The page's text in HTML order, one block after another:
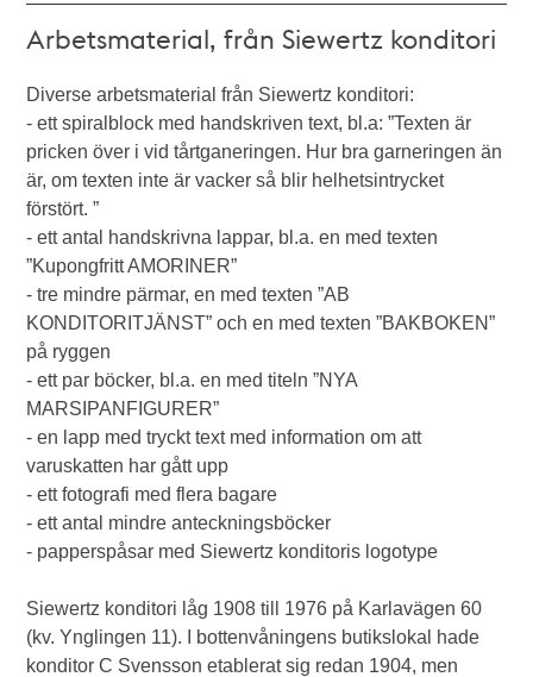
Arbetsmaterial, från Siewertz konditori
Diverse arbetsmaterial från Siewertz konditori:
- ett spiralblock med handskriven text, bl.a: ”Texten är
pricken över i vid tårtganeringen. Hur bra garneringen än
är, om texten inte är vacker så blir helhetsintrycket
förstört. ”
- ett antal handskrivna lappar, bl.a. en med texten
”Kupongfritt AMORINER”
- tre mindre pärmar, en med texten ”AB
KONDITORITJÄNST” och en med texten ”BAKBOKEN”
på ryggen
- ett par böcker, bl.a. en med titeln ”NYA
MARSIPANFIGURER”
- en lapp med tryckt text med information om att
varuskatten har gått upp
- ett fotografi med flera bagare
- ett antal mindre anteckningsböcker
- papperspåsar med Siewertz konditoris logotype
Siewertz konditori låg 1908 till 1976 på Karlavägen 60
(kv. Ynglingen 11). I bottenvåningens butikslokal hade
konditor C Svensson etablerat sig redan 1904, men